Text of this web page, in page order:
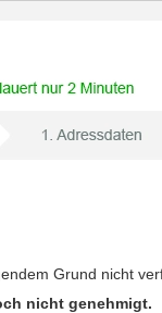
Grund nicht
nicht genehmigt.